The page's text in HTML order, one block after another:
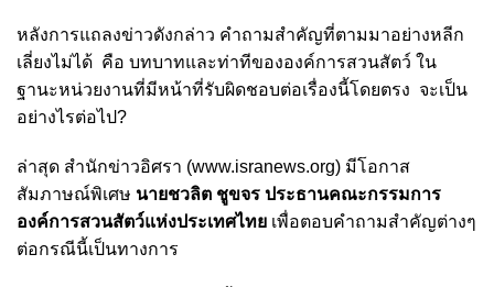
หลังการแถลงข่าวดังกล่าว คำถามสำคัญที่ตามมาอย่างหลีก
เลี่ยงไม่ได้ คือ บทบาทและท่าทีขององค์การสวนสัตว์ ใน
ฐานะหน่วยงานที่มีหน้าที่รับผิดชอบต่อเรื่องนี้โดยตรง จะเป็น
อย่างไรต่อไป?
ล่าสุด สำนักข่าวอิศรา (www.isranews.org) มีโอกาส
สัมภาษณ์พิเศษ นายชวลิต ชูขจร ประธานคณะกรรมการ
องค์การสวนสัตว์แห่งประเทศไทย เพื่อตอบคำถามสำคัญต่างๆ
ต่อกรณีนี้เป็นทางการ